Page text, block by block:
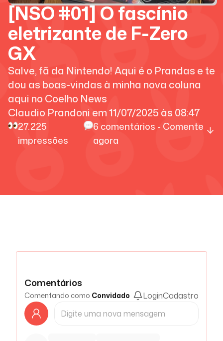
[NSO #01] O fascínio
eletrizante de F-Zero
GX
Salve, fã da Nintendo! Aqui é o Prandas e te
dou as boas-vindas à minha nova coluna
aqui no Coelho News
Claudio Prandoni em11/07/2025 às 08:47
27.225
impressões
6 comentários - Comente
agora
Comentários
Comentando como Convidado LoginCadastro